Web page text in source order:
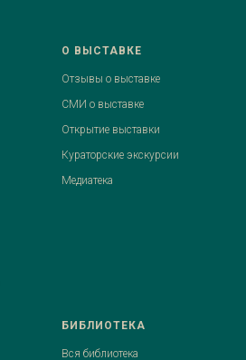
О ВЫСТАВКЕ
Отзывы о выставке
СМИ о выставке
Открытие выставки
Кураторские экскурсии
Медиатека
БИБЛИОТЕКА
Вся библиотека